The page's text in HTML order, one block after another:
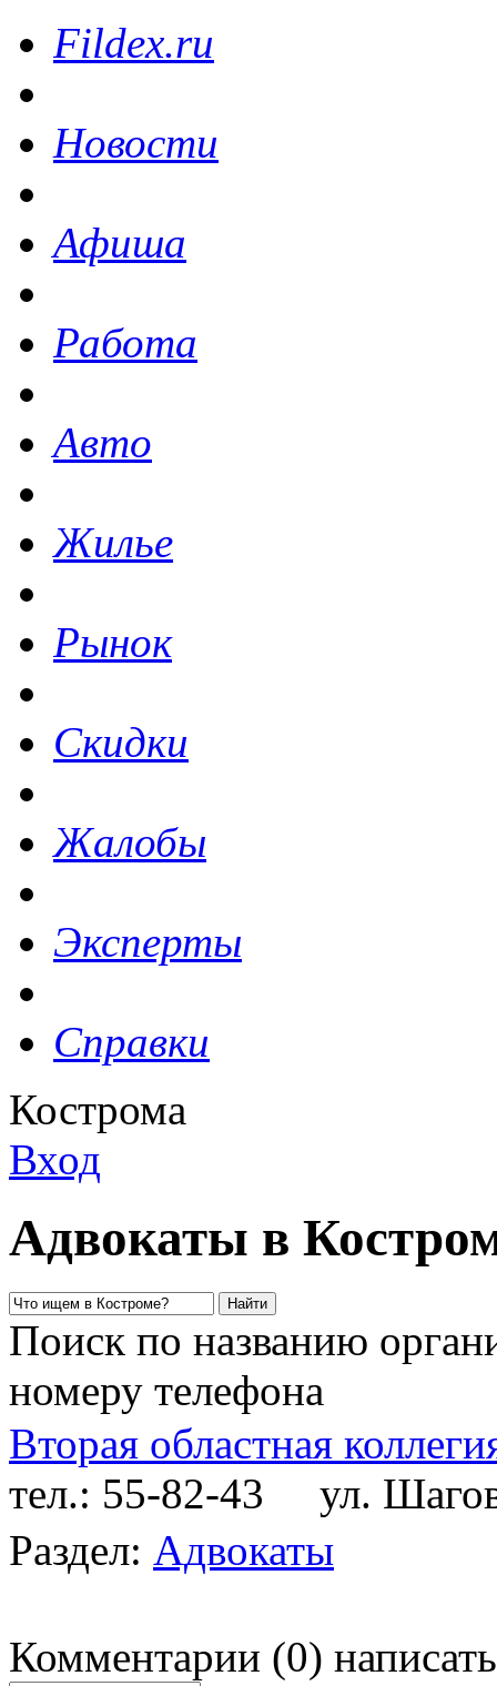
Fildex.ru
Новости
Афиша
Работа
Авто
Жилье
Рынок
Скидки
Жалобы
Эксперты
Справки
Кострома
Вход
Адвокаты в
Поиск по названию
номеру телефона
Вторая областная
тел.: 55-82-43
ул.
Раздел: Адвокаты
Комментарии (0) написать